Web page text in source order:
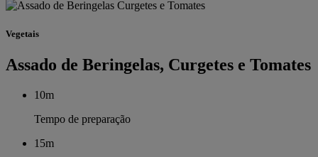
Vegetais
Assado de Beringelas, Curgetes e Tomates
10m
Tempo de preparação
15m